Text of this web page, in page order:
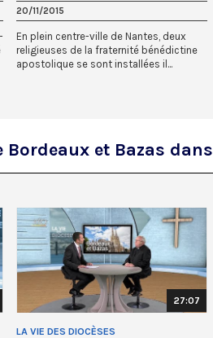
20/11/2015
En plein centre-ville de Nantes, deux
religieuses de la fraternité bénédictine
apostolique se sont installées il...
et Bazas dans
27:07
LA VIE DES DIOCÈSES